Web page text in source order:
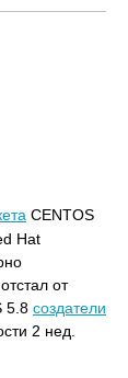
CENTOS
Hat
от
5.8 создатели
2 нед.